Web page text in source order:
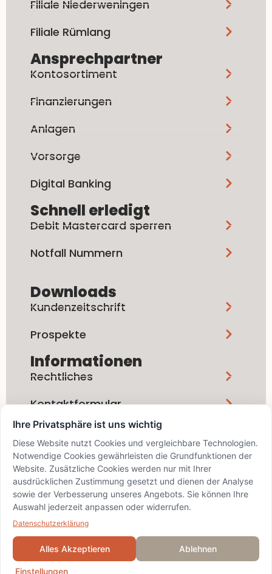
Filiale Niederweningen
Filiale Rümlang
Ansprechpartner
Kontosortiment
Finanzierungen
Anlagen
Vorsorge
Digital Banking
Schnell erledigt
Debit Mastercard sperren
Notfall Nummern
Downloads
Kundenzeitschrift
Prospekte
Informationen
Rechtliches
Kontaktformular
Social Media
info@bskd.ch / IID 8389 / SWIFT
BZSDCH22XXX
© 2024 Bezirks-Sparkasse
Dielsdorf
Ihre Privatsphäre ist uns wichtig
Diese Website nutzt Cookies und vergleichbare Technologien.
Notwendige Cookies gewährleisten die Grundfunktionen der
Website. Zusätzliche Cookies werden nur mit Ihrer
ausdrücklichen Zustimmung gesetzt und dienen der Analyse
sowie der Verbesserung unseres Angebots. Sie können Ihre
Auswahl jederzeit anpassen oder widerrufen.
Datenschutzerklärung
Alles Akzeptieren Ablehnen
Einstellungen